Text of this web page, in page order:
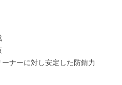
ナーに対し安定した防錆力